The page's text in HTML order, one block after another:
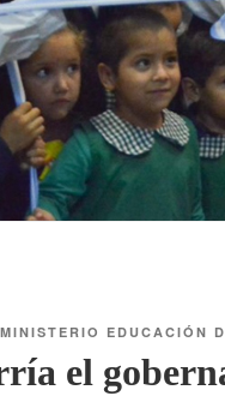
MINISTERIO EDUCACIÓN
el